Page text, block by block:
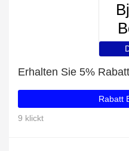
Rabatt
9 klickt